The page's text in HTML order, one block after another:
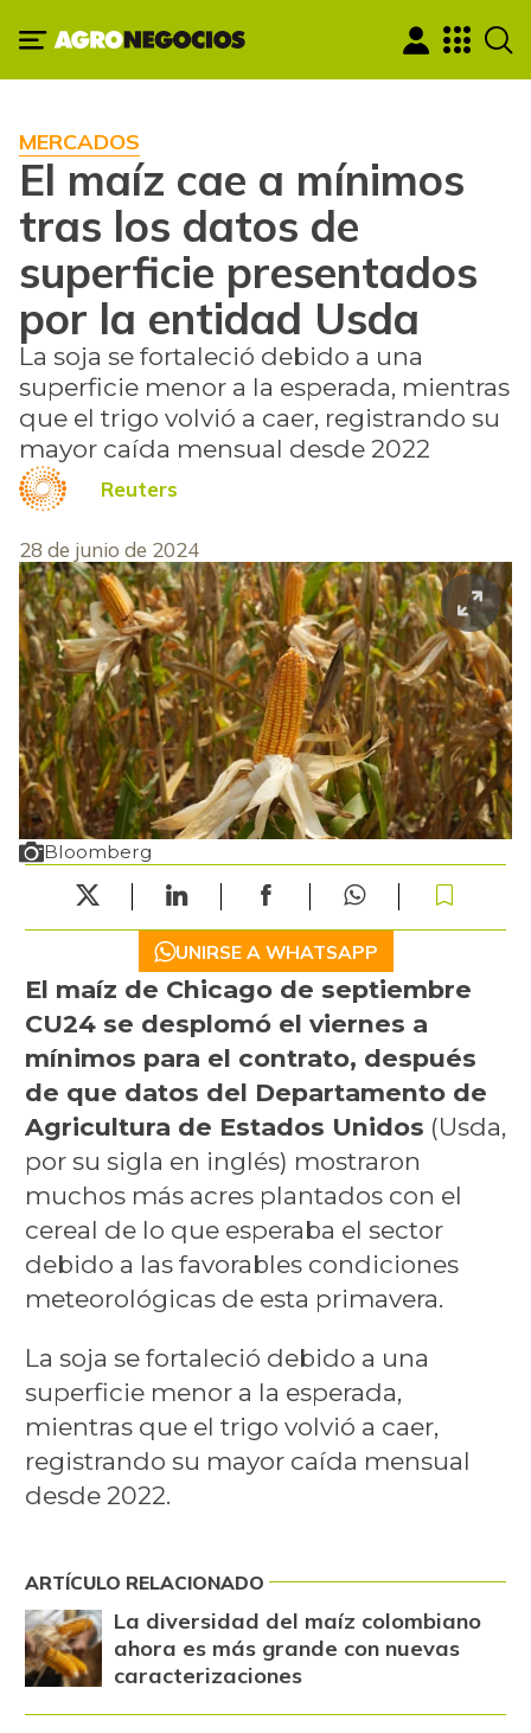
MERCADOS
El maíz cae a mínimos
tras los datos de
superficie presentados
por la entidad Usda
La soja se fortaleció debido a una
superficie menor a la esperada, mientras
que el trigo volvió a caer, registrando su
mayor caída mensual desde 2022
Reuters
28 de junio de 2024
Bloomberg
UNIRSE A WHATSAPP
El maíz de Chicago de septiembre
CU24 se desplomó el viernes a
mínimos para el contrato, después
de que datos del Departamento de
Agricultura de Estados Unidos (Usda,
por su sigla en inglés) mostraron
muchos más acres plantados con el
cereal de lo que esperaba el sector
debido a las favorables condiciones
meteorológicas de esta primavera.
La soja se fortaleció debido a una
superficie menor a la esperada,
mientras que el trigo volvió a caer,
registrando su mayor caída mensual
desde 2022.
ARTÍCULO RELACIONADO
La diversidad del maíz colombiano
ahora es más grande con nuevas
caracterizaciones